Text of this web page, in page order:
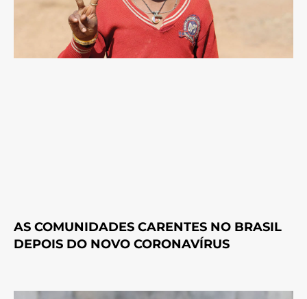
AS COMUNIDADES CARENTES NO BRASIL
DEPOIS DO NOVO CORONAVÍRUS